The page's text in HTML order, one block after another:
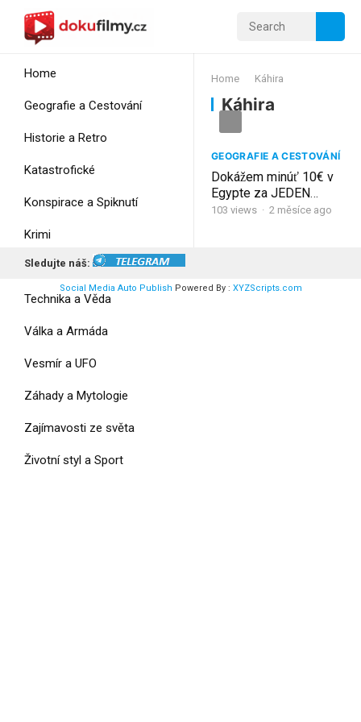
Home
Geografie a Cestování
Historie a Retro
Katastrofické
Konspirace a Spiknutí
Krimi
Myšlení
Technika a Věda
Válka a Armáda
Vesmír a UFO
Záhady a Mytologie
Zajímavosti ze světa
Životní styl a Sport
Home Káhira
Káhira
GEOGRAFIE A CESTOVÁNÍ
Dokážem minúť 10€ v
Egypte za JEDEN
deň?!
Káhira
103 views · 2 měsíce ago
Sledujte náš:
Social Media Auto Publish Powered By : XYZScripts.com